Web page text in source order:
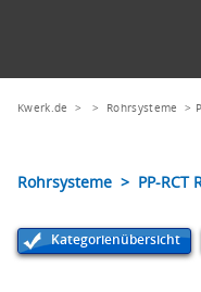
Kwerk.de > > Rohrsysteme >
Rohrsysteme > PP-RCT
Kategorienübersicht